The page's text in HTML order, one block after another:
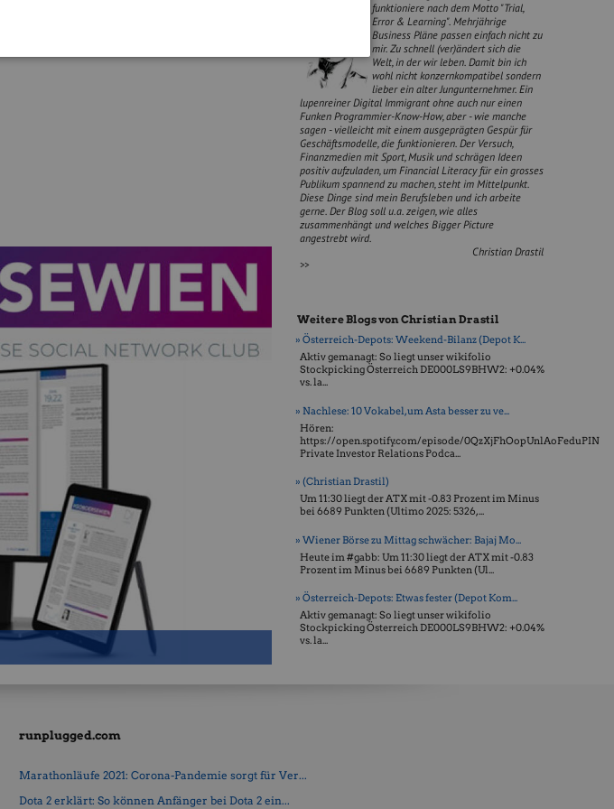
funktioniere nach dem Motto "Trial,
Error & Learning". Mehrjährige
Business Pläne passen einfach nicht zu
mir. Zu schnell (ver)ändert sich die
Welt, in der wir leben. Damit bin ich
wohl nicht konzernkompatibel sondern
lieber ein alter Jungunternehmer. Ein
lupenreiner Digital Immigrant ohne auch nur einen
Funken Programmier-Know-How, aber - wie manche
sagen - vielleicht mit einem ausgeprägten Gespür für
Geschäftsmodelle, die funktionieren. Der Versuch,
Finanzmedien mit Sport, Musik und schrägen Ideen
positiv aufzuladen, um Financial Literacy für ein grosses
Publikum spannend zu machen, steht im Mittelpunkt.
Diese Dinge sind mein Berufsleben und ich arbeite
gerne. Der Blog soll u.a. zeigen, wie alles
zusammenhängt und welches Bigger Picture
angestrebt wird.
Christian Drastil
>>
Weitere Blogs von Christian Drastil
» Österreich-Depots: Weekend-Bilanz (Depot K...
Aktiv gemanagt: So liegt unser wikifolio
Stockpicking Öster­reich DE000LS9BHW2: +0.04%
vs. la...
» Nachlese: 10 Vokabel, um Asta besser zu ve...
Hören:
https://open.spotify.com/episode/0QzXjFhOopUnlAoFeduPIN
Private Investor Relations Podca...
» (Christian Drastil)
Um 11:30 liegt der ATX mit -0.83 Prozent im Minus
bei 6689 Punkten (Ultimo 2025: 5326, ...
» Wiener Börse zu Mittag schwächer: Bajaj Mo...
Heute im #gabb: Um 11:30 liegt der ATX mit -0.83
Prozent im Minus bei 6689 Punkten (Ul...
» Österreich-Depots: Etwas fester (Depot Kom...
Aktiv gemanagt: So liegt unser wikifolio
Stockpicking Öster­reich DE000LS9BHW2: +0.04%
vs. la...
runplugged.com
Marathonläufe 2021: Corona-Pandemie sorgt für Ver...
Dota 2 erklärt: So können Anfänger bei Dota 2 ein...